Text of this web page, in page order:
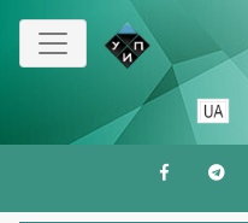
Перейти
основного